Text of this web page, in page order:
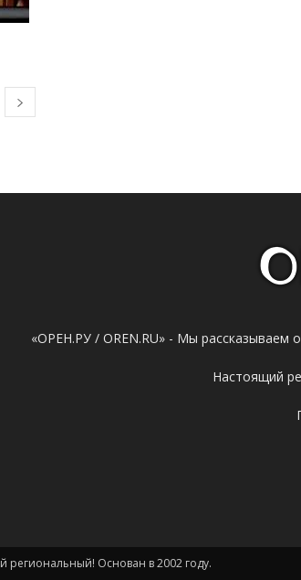
«ОРЕН.РУ / OREN.RU» - Мы рассказываем
Настоящий
Основан в 2002 году.